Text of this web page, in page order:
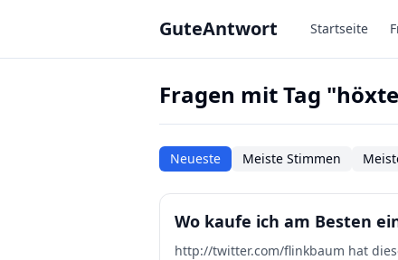
GuteAntwort Startseite
Fragen mit Tag
Neueste Meiste Stimmen
Wo kaufe ich am Besten
http://twitter.com/flinkbaum hat